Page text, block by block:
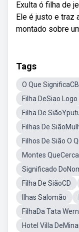
Exulta ó filha de
Ele é justo e traz
montado sobre
Tags
O Que
Filha DeSiao Logo
Filha De
Filhas De
Filhos De Sião O
Montes
Significado
Filha De SiãoCD
Ilhas Salomão
FilhaDa Tata
Hotel Villa